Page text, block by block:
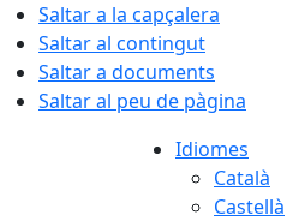
Saltar a la capçalera
Saltar al contingut
Saltar a documents
Saltar al peu de pàgina
Idiomes
Català
Castellà